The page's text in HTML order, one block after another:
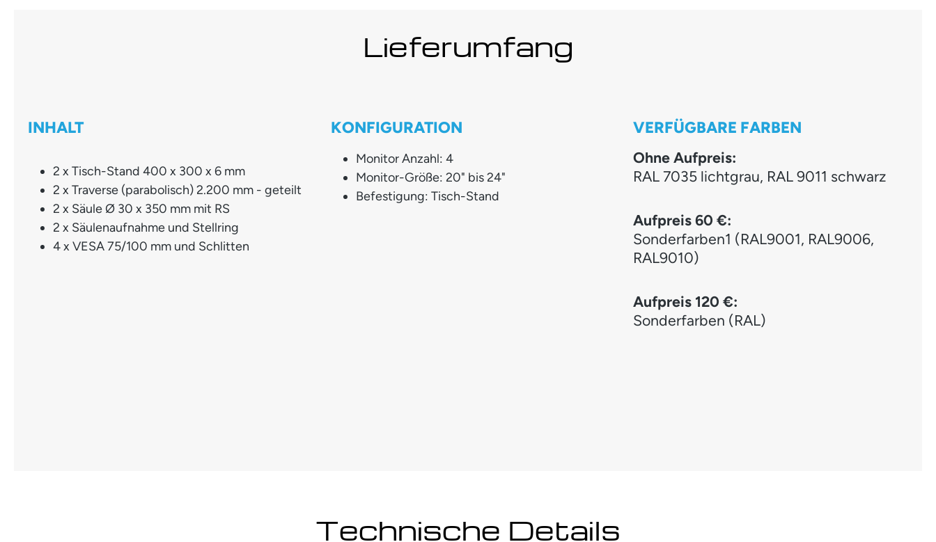
Lieferumfang
INHALT
2 x Tisch-Stand 400 x 300 x 6 mm
2 x Traverse (parabolisch) 2.200 mm - geteilt
2 x Säule Ø 30 x 350 mm mit RS
2 x Säulenaufnahme und Stellring
4 x VESA 75/100 mm und Schlitten
KONFIGURATION
Monitor Anzahl: 4
Monitor-Größe: 20" bis 24"
Befestigung: Tisch-Stand
VERFÜGBARE FARBEN
Ohne Aufpreis:
RAL 7035 lichtgrau, RAL 9011 schwarz
Aufpreis 60 €:
Sonderfarben1 (RAL9001, RAL9006,
RAL9010)
Aufpreis 120 €:
Sonderfarben (RAL)
Technische Details